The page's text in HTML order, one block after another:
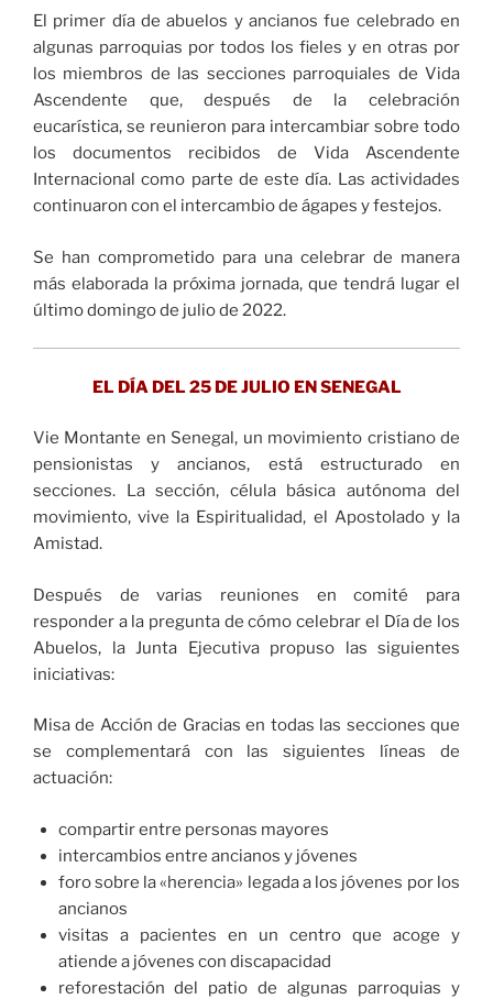
El primer día de abuelos y ancianos fue celebrado en
algunas parroquias por todos los fieles y en otras por
los miembros de las secciones parroquiales de Vida
Ascendente que, después de la celebración
eucarística, se reunieron para intercambiar sobre todo
los documentos recibidos de Vida Ascendente
Internacional como parte de este día. Las actividades
continuaron con el intercambio de ágapes y festejos.
Se han comprometido para una celebrar de manera
más elaborada la próxima jornada, que tendrá lugar el
último domingo de julio de 2022.
EL DÍA DEL 25 DE JULIO EN SENEGAL
Vie Montante en Senegal, un movimiento cristiano de
pensionistas y ancianos, está estructurado en
secciones. La sección, célula básica autónoma del
movimiento, vive la Espiritualidad, el Apostolado y la
Amistad.
Después de varias reuniones en comité para
responder a la pregunta de cómo celebrar el Día de los
Abuelos, la Junta Ejecutiva propuso las siguientes
iniciativas:
Misa de Acción de Gracias en todas las secciones que
se complementará con las siguientes líneas de
actuación:
compartir entre personas mayores
intercambios entre ancianos y jóvenes
foro sobre la «herencia» legada a los jóvenes por los
ancianos
visitas a pacientes en un centro que acoge y
atiende a jóvenes con discapacidad
reforestación del patio de algunas parroquias y